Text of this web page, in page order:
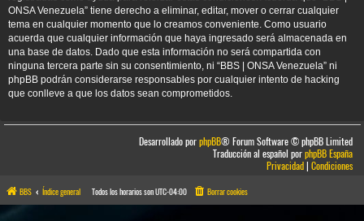
ONSA Venezuela” tiene derecho a eliminar, editar, mover o cerrar cualquier
tema en cualquier momento que lo creamos conveniente. Como usuario
acuerda que cualquier información que haya ingresado será almacenada en
una base de datos. Dado que esta información no será compartida con
ninguna tercera parte sin su consentimiento, ni “BBS | ONSA Venezuela” ni
phpBB podrán considerarse responsables por cualquier intento de hacking
que conlleve a que los datos sean comprometidos.
Desarrollado porphpBB® Forum Software © phpBB Limited
Traducción al español porphpBB España
Privacidad|Condiciones
BBS Índice general Todos los horarios sonUTC-04:00 Borrar cookies